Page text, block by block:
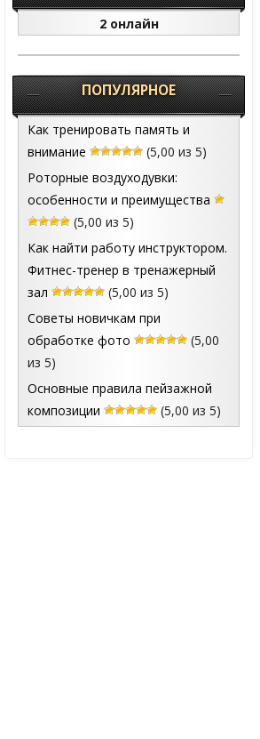
2 онлайн
ПОПУЛЯРНОЕ
Как тренировать память и
внимание
(5,00 из 5)
Роторные воздуходувки:
особенности и преимущества
(5,00 из 5)
Как найти работу инструктором.
Фитнес-тренер в тренажерный
зал
(5,00 из 5)
Советы новичкам при
обработке фото
(5,00
из 5)
Основные правила пейзажной
композиции
(5,00 из 5)